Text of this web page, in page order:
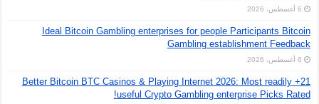
6 أغسطس، 2026
Ideal Bitcoin Gambling enterprises for people Participants Bitcoin
Gambling establishment Feedback
6 أغسطس، 2026
21+ Better Bitcoin BTC Casinos & Playing Internet 2026: Most readily
useful Crypto Gambling enterprise Picks Rated!